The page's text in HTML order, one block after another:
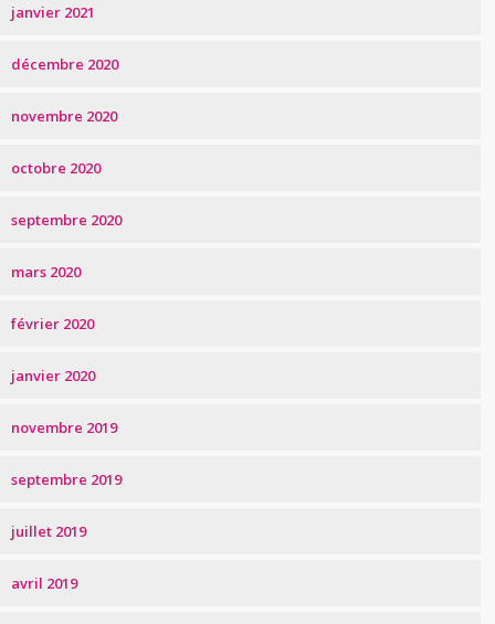
janvier 2021
décembre 2020
novembre 2020
octobre 2020
septembre 2020
mars 2020
février 2020
janvier 2020
novembre 2019
septembre 2019
juillet 2019
avril 2019